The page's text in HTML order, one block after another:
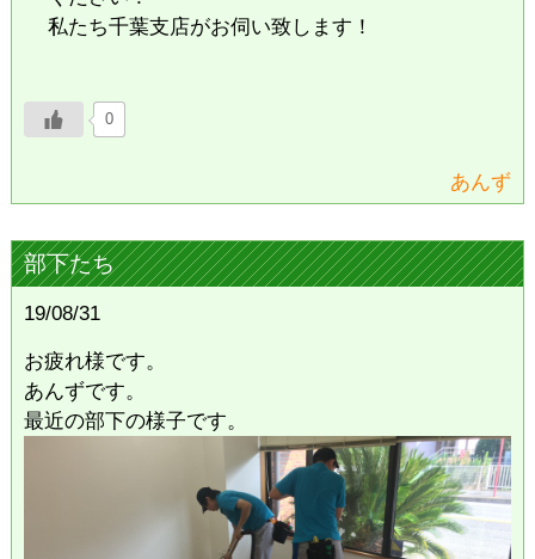
私たち千葉支店がお伺い致します！
0
あんず
部下たち
19/08/31
お疲れ様です。
あんずです。
最近の部下の様子です。